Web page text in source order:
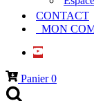
CONTACT
MON
Panier0